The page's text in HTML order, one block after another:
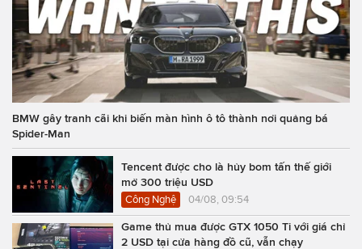
BMW gây tranh cãi khi biến màn hình ô tô thành nơi quảng bá
Spider-Man
Tencent được cho là hủy bom tấn thế giới
mở 300 triệu USD
Công Nghệ 04/08, 09:54
Game thủ mua được GTX 1050 Ti với giá chỉ
2 USD tại cửa hàng đồ cũ, vẫn chạy